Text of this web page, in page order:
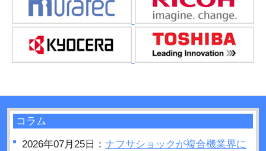
コラム
2026年07月25日：ナフサショックが複合機業界に